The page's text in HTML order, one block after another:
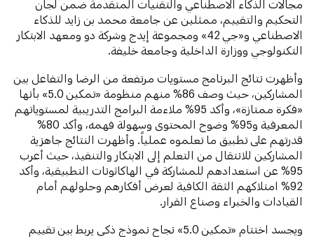
مجالات الذكاء الاصطناعي والتقنيات المتقدمة ضمن لجان
التحكيم والتقييم، ممثلين عن جامعة محمد بن زايد للذكاء
الاصطناعي و«جي 42» ومجموعة إيدج وشركة دو ومعهد الابتكار
التكنولوجي ووزارة الداخلية وجامعة خليفة.
وأظهرت نتائج البرنامج مستويات مرتفعة من الرضا والتفاعل بين
المشاركين، حيث وصف 86% منهم منظومة «تمكين 5.0» بأنها
«فكرة ممتازة»، وأكد 95% ملاءمة البرامج التدريبية لمستوياتهم
المعرفية و95% وضوح المحتوى وسهولة فهمه، وأكد 80%
قدرتهم على تطبيق ما تعلموه عملياً. وأظهرت النتائج جاهزية
المشاركين للانتقال من التعلم إلى الابتكار والتنفيذ، حيث أعرب
95% عن استعدادهم للمشاركة في الهاكاثونات التطبيقية، وأكد
92% امتلاكهم الثقة الكافية لعرض أفكارهم وحلولهم أمام
القيادات والخبراء وصناع القرار.
ويجسد اختتام «تمكين 5.0» نجاح نموذج ذكي يربط بين تقييم